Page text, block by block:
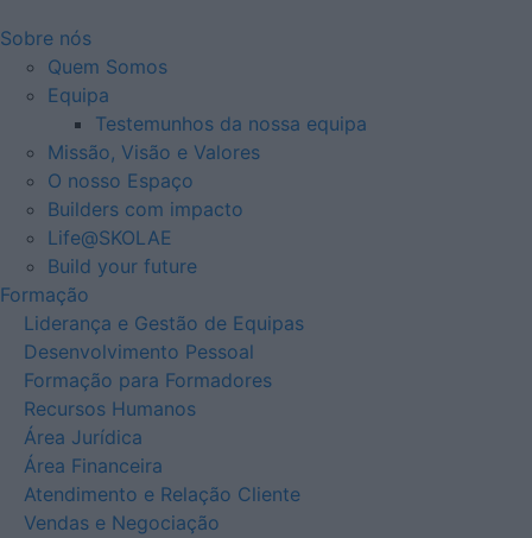
Sobre nós
Quem Somos
Equipa
Testemunhos da nossa equipa
Missão, Visão e Valores
O nosso Espaço
Builders com impacto
Life@SKOLAE
Build your future
Formação
Liderança e Gestão de Equipas
Desenvolvimento Pessoal
Formação para Formadores
Recursos Humanos
Área Jurídica
Área Financeira
Atendimento e Relação Cliente
Vendas e Negociação